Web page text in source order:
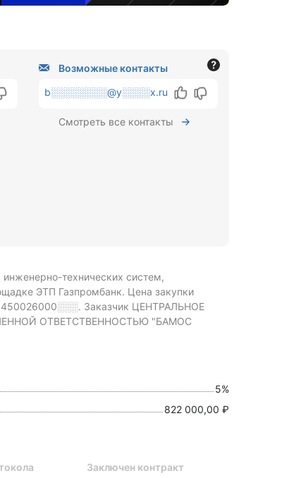
Возможные контакты
b░░░░░░░░@y░░░░x.ru
Смотреть все контакты
технических систем,
ЭТП Газпромбанк. Цена закупки
Заказчик ЦЕНТРАЛЬНОЕ
ОТВЕТСТВЕННОСТЬЮ "БАМОС
5%
822 000,00 ₽
Заключен контракт